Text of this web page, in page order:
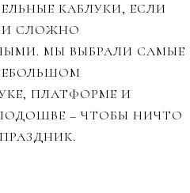
КАБЛУКИ, ЕСЛИ
СЛОЖНО
МЫ ВЫБРАЛИ САМЫЕ
ПЛАТФОРМЕ И
– ЧТОБЫ НИЧТО